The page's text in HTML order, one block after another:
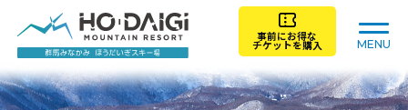
MENU
事前にお得な
チケットを購入